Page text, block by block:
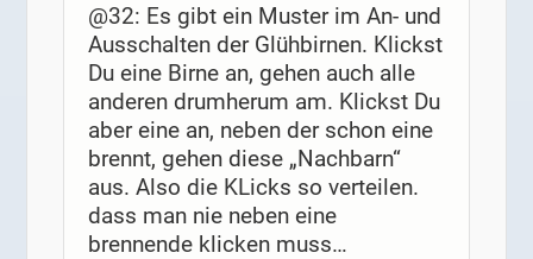
@32: Es gibt ein Muster im An- und
Ausschalten der Glühbirnen. Klickst
Du eine Birne an, gehen auch alle
anderen drumherum am. Klickst Du
aber eine an, neben der schon eine
brennt, gehen diese „Nachbarn“
aus. Also die KLicks so verteilen.
dass man nie neben eine
brennende klicken muss…